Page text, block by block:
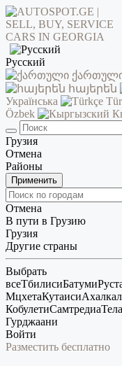
Русский
հայերեն
Українська
Özbek
Грузия
Отмена
Районы
Применить
Отмена
В пути в Грузию
Грузия
Другие страны
Выбрать
всеТбилисиБатуми
МцхетаКутаиси
КобулетиСамтредиа
Гурджаани
Войти
Разместить бесплатно